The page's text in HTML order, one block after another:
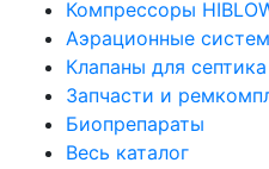
Компрессоры
Аэрационные
Клапаны для септика
Запчасти и
Биопрепараты
Весь каталог